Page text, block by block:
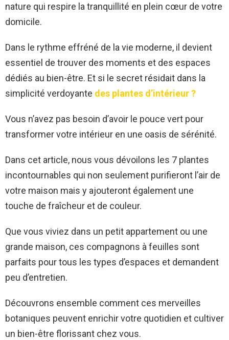
nature qui respire la tranquillité en plein cœur de votre
domicile.
Dans le rythme effréné de la vie moderne, il devient
essentiel de trouver des moments et des espaces
dédiés au bien-être. Et si le secret résidait dans la
simplicité verdoyante des plantes d’intérieur ?
Vous n’avez pas besoin d’avoir le pouce vert pour
transformer votre intérieur en une oasis de sérénité.
Dans cet article, nous vous dévoilons les 7 plantes
incontournables qui non seulement purifieront l’air de
votre maison mais y ajouteront également une
touche de fraîcheur et de couleur.
Que vous viviez dans un petit appartement ou une
grande maison, ces compagnons à feuilles sont
parfaits pour tous les types d’espaces et demandent
peu d’entretien.
Découvrons ensemble comment ces merveilles
botaniques peuvent enrichir votre quotidien et cultiver
un bien-être florissant chez vous.